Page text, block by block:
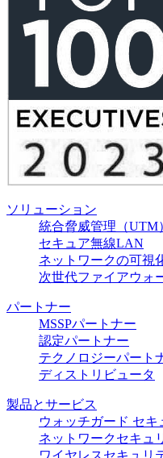
ソリューション
統合脅威管理（UTM
セキュア無線LAN
ネットワークの可視
次世代ファイアウォ
パートナー
MSSPパートナー
認定パートナー
テクノロジーパート
ディストリビュータ
製品とサービス
ウォッチガード セキ
ネットワークセキュ